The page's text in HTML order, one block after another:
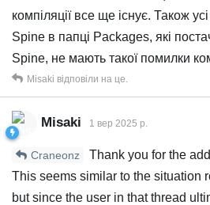
компіляції все ще існує. Також
Spine в папці Packages, які
Spine, не мають такої помилки
Misaki відповіли на це.
Misaki 1 вер 2025 р.
Craneonz
Thank you for the
This seems similar to the situation
but since the user in that thread